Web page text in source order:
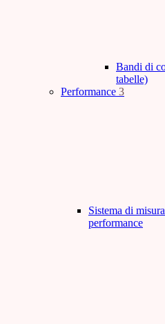
Bandi di
tabelle)
Performance 3
Sistema di
performance